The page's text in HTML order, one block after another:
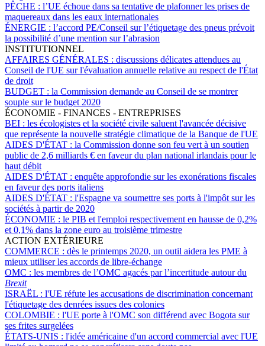
PÊCHE : l’UE échoue dans sa tentative de plafonner les prises de
maquereaux dans les eaux internationales
ÉNERGIE : l’accord PE/Conseil sur l’étiquetage des pneus prévoit
la possibilité d’une mention sur l’abrasion
INSTITUTIONNEL
AFFAIRES GÉNÉRALES : discussions délicates attendues au
Conseil de l'UE sur l'évaluation annuelle relative au respect de l'État
de droit
BUDGET : la Commission demande au Conseil de se montrer
souple sur le budget 2020
ÉCONOMIE - FINANCES - ENTREPRISES
BEI : les écologistes et la société civile saluent l'avancée décisive
que représente la nouvelle stratégie climatique de la Banque de l'UE
AIDES D'ÉTAT : la Commission donne son feu vert à un soutien
public de 2,6 milliards € en faveur du plan national irlandais pour le
haut débit
AIDES D'ÉTAT : enquête approfondie sur les exonérations fiscales
en faveur des ports italiens
AIDES D'ÉTAT : l'Espagne va soumettre ses ports à l'impôt sur les
sociétés à partir de 2020
ÉCONOMIE : le PIB et l'emploi respectivement en hausse de 0,2%
et 0,1% dans la zone euro au troisième trimestre
ACTION EXTÉRIEURE
COMMERCE : dès le printemps 2020, un outil aidera les PME à
mieux utiliser les accords de libre-échange
OMC : les membres de l’OMC agacés par l’incertitude autour du
Brexit
ISRAËL : l'UE réfute les accusations de discrimination concernant
l'étiquetage des denrées issues des colonies
COLOMBIE : l'UE porte à l'OMC son différend avec Bogota sur
ses frites surgelées
ÉTATS-UNIS : l'idée américaine d'un accord commercial avec l'UE